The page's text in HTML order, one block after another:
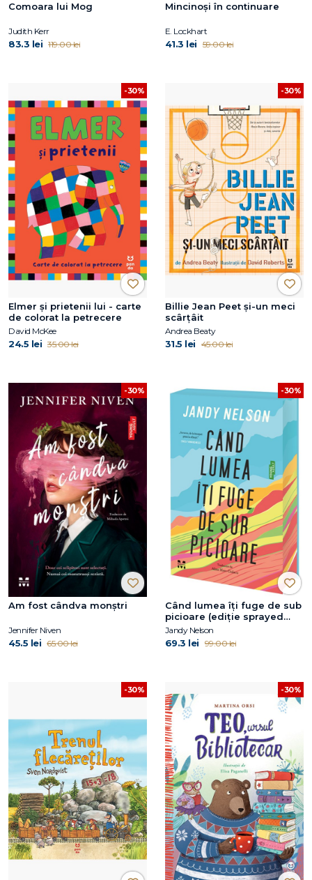
Comoara lui Mog
Judith Kerr
83.3 lei 119.00 lei
Mincinoși în continuare
E. Lockhart
41.3 lei 59.00 lei
-30%
Elmer și prietenii lui - carte
de colorat la petrecere
David McKee
24.5 lei 35.00 lei
-30%
Billie Jean Peet și-un meci
scârțâit
Andrea Beaty
31.5 lei 45.00 lei
-30%
Am fost cândva monștri
Jennifer Niven
45.5 lei 65.00 lei
-30%
Când lumea îți fuge de sub
picioare (ediție sprayed
edges)
Jandy Nelson
69.3 lei 99.00 lei
-30% -30%